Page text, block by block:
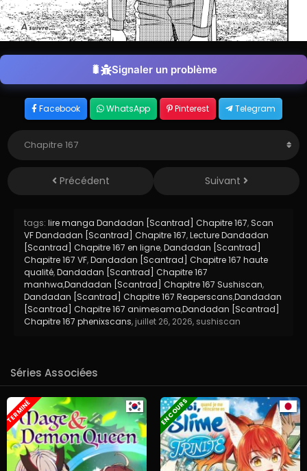
Signaler un problème
Facebook WhatsApp Pinterest Telegram
Précédent Suivant
tags: lire manga Dandadan [Scantrad] Chapitre 167, Scan
VF Dandadan [Scantrad] Chapitre 167,Lecture Dandadan
[Scantrad] Chapitre 167 en ligne,Dandadan [Scantrad]
Chapitre 167 VF,Dandadan [Scantrad] Chapitre 167 haute
qualité,Dandadan [Scantrad] Chapitre 167
manhwa,Dandadan [Scantrad] Chapitre 167 Sushiscan,
Dandadan [Scantrad] Chapitre 167 Reaperscans,Dandadan
[Scantrad] Chapitre 167 animesama,Dandadan [Scantrad]
Chapitre 167 phenixscans, juillet 26, 2026, sushiscan
Séries Associées
TERMINÉ EN COURS